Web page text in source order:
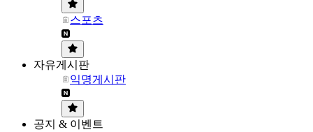
스포츠
자유게시판
익명게시판
공지 & 이벤트